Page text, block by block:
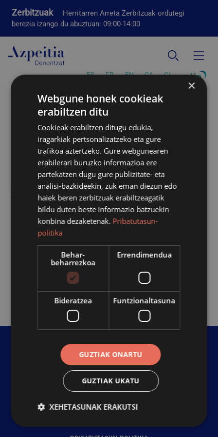
Zerbitzuak
Herritarren Arreta Zerbitzuak ordutegi
berezia izango du abuztuan: 09:00-14:00
ES FR EN CA GL
Erabiltzaile-izena
Pasahitza
Saioa hasi
Arazoak webgunean sartzerakoan? Laguntza lortu
943157200 |
azpeitia@azpeitia.eus
Plaza Nagusia Plaza, 5 |
20730 Azpeitia,
Gipuzkoa
×
Webgune honek cookieak
erabiltzen ditu
Cookieak erabiltzen ditugu edukia,
iragarkiak pertsonalizatzeko eta gure
trafikoa aztertzeko. Gure webgunearen
erabilerari buruzko informazioa ere
partekatzen dugu gure publizitate- eta
analisi-bazkideekin, zuk eman diezun edo
haiek beren zerbitzuak erabiltzeagatik
bildu duten beste informazio batzuekin
konbina dezaketenak. Pribatutasun-
politika
Behar-
beharrezkoa
Errendimendua
Bideratzea Funtzionaltasuna
GUZTIAK ONARTU
GUZTIAK UKATU
XEHETASUNAK ERAKUTSI